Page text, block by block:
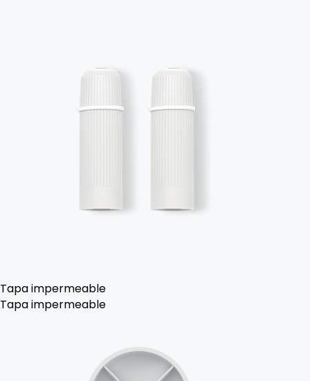
Tapa impermeable
Tapa impermeable